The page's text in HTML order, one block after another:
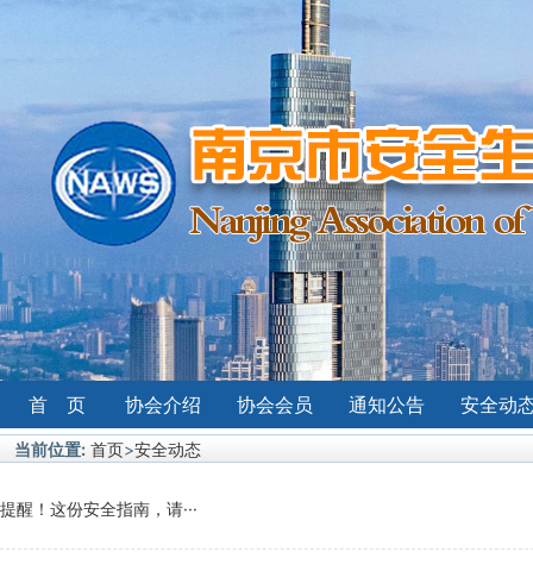
首 页 协会介绍 协会会员 通知公告 安全动
当前位置: 首页>安全动态
提醒！这份安全指南，请···